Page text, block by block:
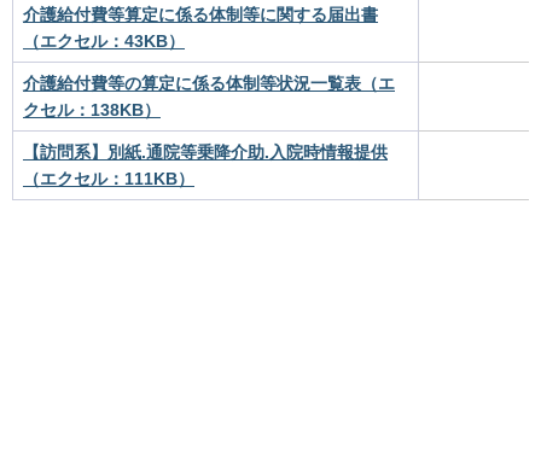
介護給付費等算定に係る体制等に関する届出書
（エクセル：43KB）
介護給付費等の算定に係る体制等状況一覧表（エ
クセル：138KB）
【訪問系】別紙.通院等乗降介助.入院時情報提供
（エクセル：111KB）